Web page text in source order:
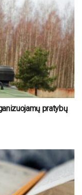
pratybų